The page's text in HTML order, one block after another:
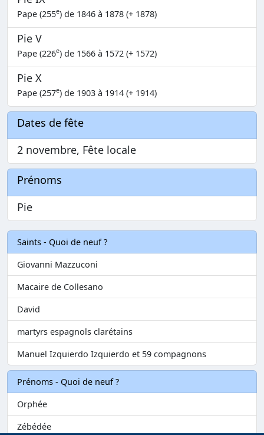
Pape (255e) de 1846 à 1878 (+ 1878)
Pie V
Pape (226e) de 1566 à 1572 (+ 1572)
Pie X
Pape (257e) de 1903 à 1914 (+ 1914)
Dates de fête
2 novembre, Fête locale
Prénoms
Pie
Saints - Quoi de neuf ?
Giovanni Mazzuconi
Macaire de Collesano
David
martyrs espagnols clarétains
Manuel Izquierdo Izquierdo et 59 compagnons
Prénoms - Quoi de neuf ?
Orphée
Zébédée